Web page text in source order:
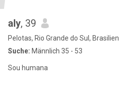
aly, 39
Pelotas, Rio Grande do Sul, Brasilien
Suche: Männlich 35 - 53
Sou humana